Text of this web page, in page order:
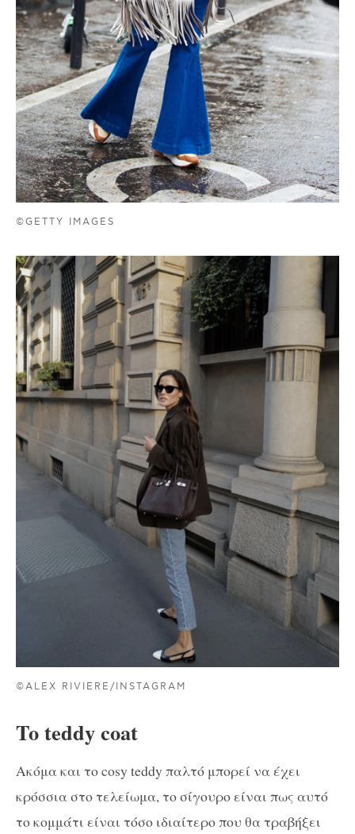
©GETTY IMAGES
©ALEX RIVIERE/INSTAGRAM
To teddy coat
Ακόμα και το cosy teddy παλτό μπορεί να έχει
κρόσσια στο τελείωμα, το σίγουρο είναι πως αυτό
το κομμάτι είναι τόσο ιδιαίτερο που θα τραβήξει